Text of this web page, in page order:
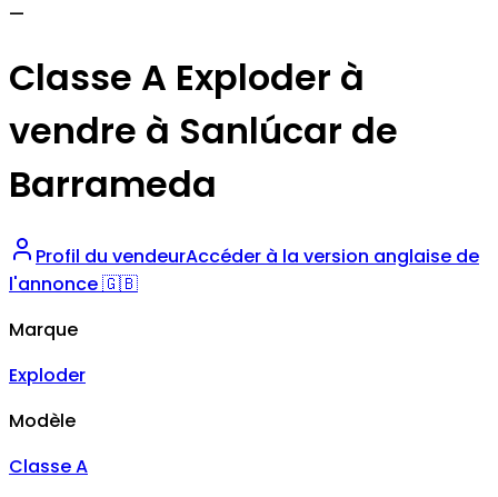
—
Classe A Exploder à
vendre à Sanlúcar de
Barrameda
Profil du vendeurAccéder à la version anglaise de
l'annonce 🇬🇧
Marque
Exploder
Modèle
Classe A